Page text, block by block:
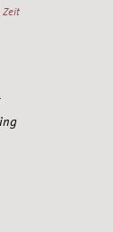
Zeit